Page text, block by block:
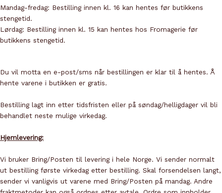
Mandag-fredag: Bestilling innen kl. 16 kan hentes før butikkens
stengetid.
Lørdag: Bestilling innen kl. 15 kan hentes hos Fromagerie før
butikkens stengetid.
Du vil motta en e-post/sms når bestillingen er klar til å hentes. Å
hente varene i butikken er gratis.
Bestilling lagt inn etter tidsfristen eller på søndag/helligdager vil bli
behandlet neste mulige virkedag.
Hjemlevering:
Vi bruker Bring/Posten til levering i hele Norge. Vi sender normalt
ut bestilling første virkedag etter bestilling. Skal forsendelsen langt,
sender vi vanligvis ut varene med Bring/Posten på mandag. Andre